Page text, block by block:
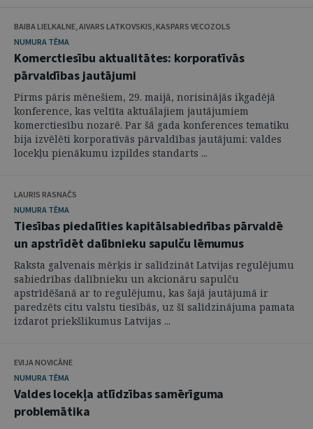
BAIBA LIELKALNE, AIVARS LATKOVSKIS, KASPARS VECOZOLS
NUMURA TĒMA
Komerctiesību aktualitātes: korporatīvās
pārvaldības jautājumi
Pirms pāris mēnešiem, 29. maijā, norisinājās ikgadējā
konference, kas veltīta aktuālajiem jautājumiem
komerctiesību nozarē. Par šā gada konferences tematiku
bija izvēlēti korporatīvās pārvaldības jautājumi: valdes
locekļu pienākumu izpildes standarts ...
LAURIS RASNAČS
NUMURA TĒMA
Tiesības piedalīties kapitālsabiedrības pārvaldē
un apstrīdēt dalībnieku sapulču lēmumus
Raksta galvenais mērķis ir salīdzināt Latvijas regulējumu
sabiedrības dalībnieku un akcionāru sapulču
apstrīdēšanā ar to regulējumu, kas šajā jautājumā ir
paredzēts citu valstu tiesībās, uz šī salīdzinājuma pamata
izdarot priekšlikumus Latvijas ...
EVIJA NOVICĀNE
NUMURA TĒMA
Valdes locekļa atlīdzības samērīguma
problemātika